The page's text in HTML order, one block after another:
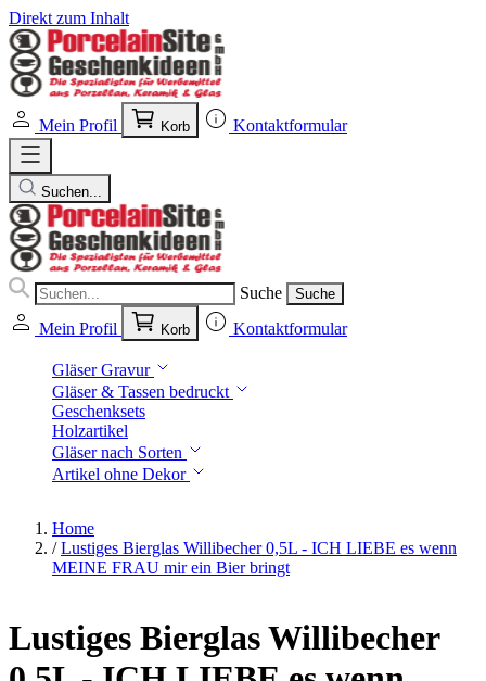
Direkt zum Inhalt
Mein Profil Korb Kontaktformular
Suchen...
Suche Suche
Mein Profil Korb Kontaktformular
Gläser Gravur
Gläser & Tassen bedruckt
Geschenksets
Holzartikel
Gläser nach Sorten
Artikel ohne Dekor
Home
/ Lustiges Bierglas Willibecher 0,5L - ICH LIEBE es wenn
MEINE FRAU mir ein Bier bringt
Lustiges Bierglas Willibecher